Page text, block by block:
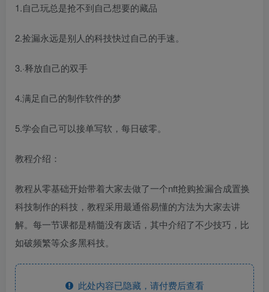
1.自己玩总是抢不到自己想要的藏品
2.捡漏永远是别人的科技快过自己的手速。
3.·释放自己的双手
4.满足自己的制作软件的梦
5.学会自己可以接单写软，每日破零。
教程介绍：
教程从零基础开始带着大家去做了一个nft抢购捡漏合成置换
科技制作的科技，教程采用最通俗易懂的方法为大家去讲
解。每一节课都是精髓没有废话，其中介绍了不少技巧，比
如破频繁等众多黑科技。
此处内容已隐藏，请付费后查看